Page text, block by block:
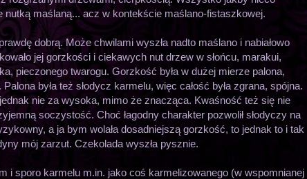
nutką maślaną... acz w kontekście maślano-fistaszkowej.
dobrą. Może chwilami wyszła nadto maślano i nabiałowo
jej gorzkości i ciekawych nut drzew w słońcu, marakui,
pieczonego twarogu. Gorzkość była w dużej mierze palona,
była też słodycz karmelu, więc całość była zgrana, spójna.
nie za wysoka, mimo że znacząca. Kwaśność też się nie
soczystość. Choć łagodny charakter pozwolił słodyczy na
a ja bym wolała dosadniejszą gorzkość, to jednak to i tak
mój zarzut. Czekolada wyszła pysznie.
i sporo karmelu m.in. jako coś karmelizowanego (w wspomnianej